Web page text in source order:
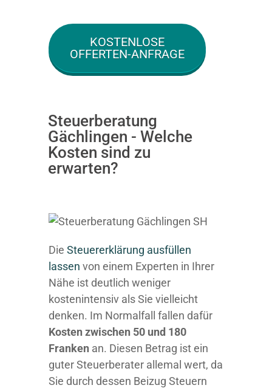
KOSTENLOSE
OFFERTEN-ANFRAGE
Steuerberatung
Gächlingen - Welche
Kosten sind zu
erwarten?
Die Steuererklärung ausfüllen
lassen von einem Experten in Ihrer
Nähe ist deutlich weniger
kostenintensiv als Sie vielleicht
denken. Im Normalfall fallen dafür
Kosten zwischen 50 und 180
Franken an. Diesen Betrag ist ein
guter Steuerberater allemal wert, da
Sie durch dessen Beizug Steuern